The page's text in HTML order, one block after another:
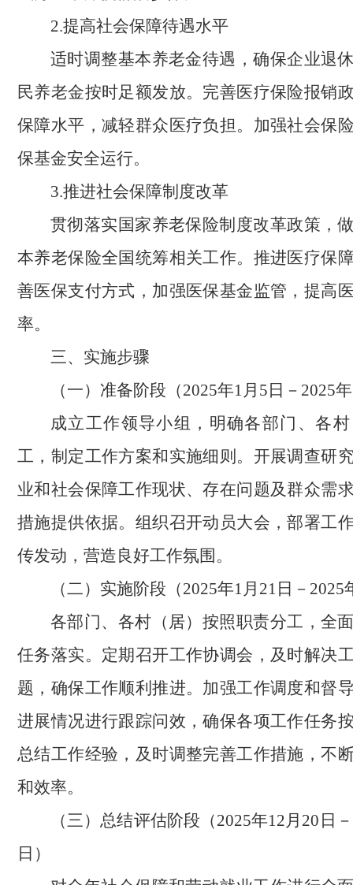
2.提高社会保障待遇水平
适时调整基本养老金待遇，确保企业退
民养老金按时足额发放。完善医疗保险报销
保障水平，减轻群众医疗负担。加强社会保
保基金安全运行。
3.推进社会保障制度改革
贯彻落实国家养老保险制度改革政策，
本养老保险全国统筹相关工作。推进医疗保
善医保支付方式，加强医保基金监管，提高
率。
三、实施步骤
（一）准备阶段（2025年1月5日－2025
成立工作领导小组，明确各部门、各
工，制定工作方案和实施细则。开展调查研
业和社会保障工作现状、存在问题及群众需
措施提供依据。组织召开动员大会，部署工
传发动，营造良好工作氛围。
（二）实施阶段（2025年1月21日－2025
各部门、各村（居）按照职责分工，全
任务落实。定期召开工作协调会，及时解决
题，确保工作顺利推进。加强工作调度和督
进展情况进行跟踪问效，确保各项工作任务
总结工作经验，及时调整完善工作措施，不
和效率。
（三）总结评估阶段（2025年12月20日
日）